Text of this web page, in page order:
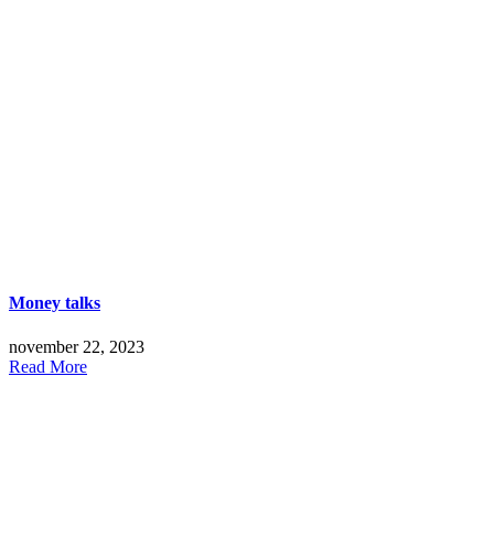
Money talks
november 22, 2023
Read More